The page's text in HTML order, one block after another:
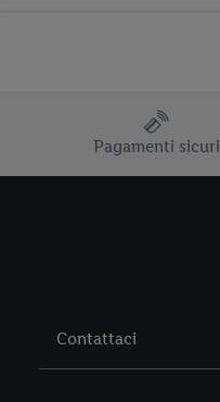
Pagamenti sicuri
Contattaci